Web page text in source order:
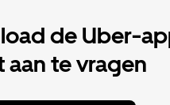
de Uber-
aan te vragen